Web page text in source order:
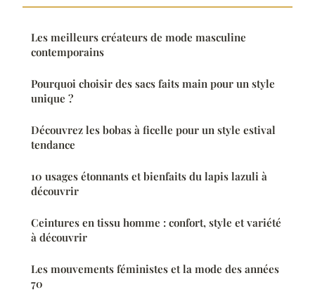
Les meilleurs créateurs de mode masculine
contemporains
Pourquoi choisir des sacs faits main pour un style
unique ?
Découvrez les bobas à ficelle pour un style estival
tendance
10 usages étonnants et bienfaits du lapis lazuli à
découvrir
Ceintures en tissu homme : confort, style et variété
à découvrir
Les mouvements féministes et la mode des années
70